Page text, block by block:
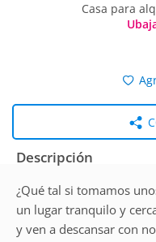
Casa para
Descripción
¿Qué tal si tomamos
un lugar tranquilo y
y ven a descansar con